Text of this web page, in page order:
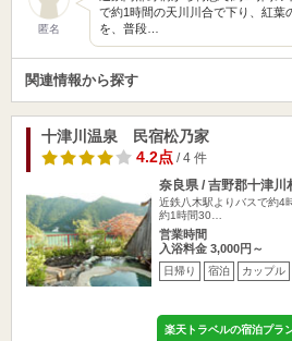
匿名
で約1時間の天川川合で下り、紅葉
を、普段…
関連情報から探す
十津川温泉 民宿松乃家
4.2点/ 4 件
奈良県 / 吉野郡十津川
近鉄八木駅よりバスで約4
約1時間30…
営業時間
入浴料金 3,000円～
日帰り 宿泊 カップル
楽天トラベルの宿泊プラ